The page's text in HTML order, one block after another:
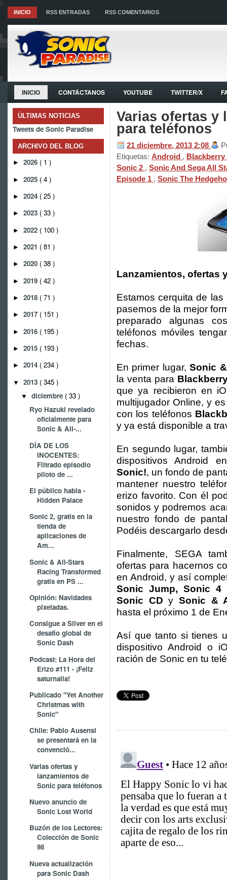
INICIO RSS ENTRADAS RSS COMENTARIOS
INICIO CONTÁCTANOS YOUTUBE TWITTER/X
ÚLTIMAS NOTICIAS
Tweets de Sonic Paradise
ARCHIVO DEL BLOG
► 2026 ( 1 )
► 2025 ( 4 )
► 2024 ( 25 )
► 2023 ( 33 )
► 2022 ( 100 )
► 2021 ( 81 )
► 2020 ( 38 )
► 2019 ( 42 )
► 2018 ( 71 )
► 2017 ( 151 )
► 2016 ( 195 )
► 2015 ( 193 )
► 2014 ( 234 )
▼ 2013 ( 345 )
▼ diciembre ( 33 )
Ryo Hazuki revelado
oficialmente para
Sonic & All-...
DÍA DE LOS
INOCENTES:
Filtrado episodio
piloto de ...
El público habla -
Hidden Palace
Sonic 2, gratis en la
tienda de
aplicaciones de
Am...
Sonic & All-Stars
Racing Transformed
gratis en PS ...
Opinión: Navidades
pixeladas.
Consigue a Silver en el
desafío global de
Sonic Dash
Podcast: La Hora del
Erizo #111 - ¡Feliz
saturnalia!
Publicado "Yet Another
Christmas with
Sonic"
Chile: Pablo Ausensi
se presentará en la
convenció...
Varias ofertas y
lanzamientos de
Sonic para teléfonos
Nuevo anuncio de
Sonic Lost World
Buzón de los Lectores:
Colección de Sonic
98
Nueva actualización
para Sonic Dash
Varias ofertas y
para teléfonos
21 diciembre, 2013 2:08
Etiquetas: Android , Blackberry
Sonic 2 , Sonic And Sega All
Episode 1 , Sonic The
Lanzamientos, ofertas
Estamos cerquita de
pasemos de la mejor
preparado algunas
teléfonos móviles
fechas.
En primer lugar,Sonic
la venta para
que ya recibieron en
multijugador Online, y
con los teléfonos
y ya está disponible a
En segundo lugar,
dispositivos Android
Sonic!, un fondo de
mantener nuestro
erizo favorito. Con él
sonidos y podremos
nuestro fondo de
Podéis descargarlo
Finalmente, SEGA
ofertas para hacernos
en Android, y así
Sonic Jump, Sonic 4
Sonic CDy Sonic &
hasta el próximo 1 de
Así que tanto si tienes
dispositivo Android o
ración de Sonic en tu